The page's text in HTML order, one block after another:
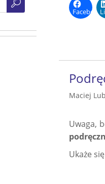
Facebook
Maciej
Uwaga,
Ukaże